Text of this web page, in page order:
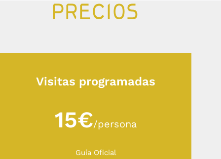
PRECIOS
Visitas programadas
15€/persona
Guía Oficial